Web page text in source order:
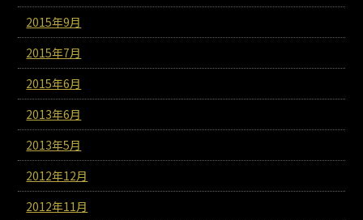
2015年9月
2015年7月
2015年6月
2013年6月
2013年5月
2012年12月
2012年11月